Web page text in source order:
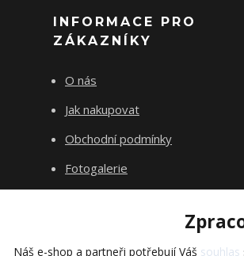
INFORMACE PRO
ZÁKAZNÍKY
O nás
Jak nakupovat
Obchodní podmínky
Fotogalerie
Náš e-shop a partneři potřebují Váš souhlas